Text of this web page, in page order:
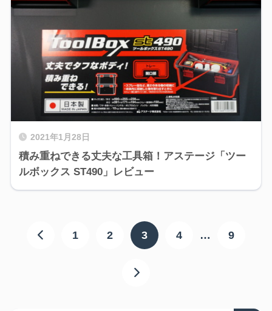
2021年1月28日
積み重ねできる丈夫な工具箱！アステージ「ツー
ルボックス ST490」レビュー
1 2 3 4 … 9